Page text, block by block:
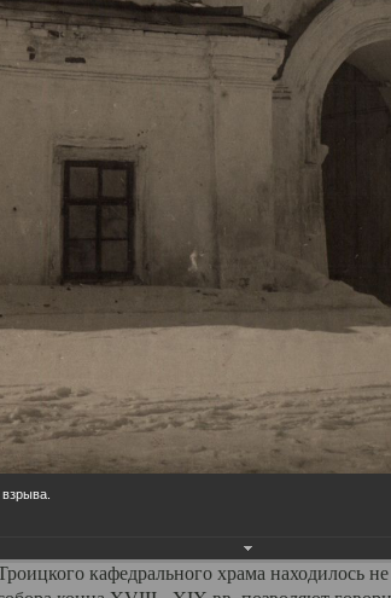
мы можем говорить, что Архангельск
пострадал от целенаправленных
памятников архитектуры. Больше
вызванная борьбой с религией, набравшая
разрушение православного центра
собора Архангельска.
Возникнув в начале XVIII века в
двухэтажный Троицкий собор, сразу
XVIII веке по масштабам ему не было
оставался самым высоким и значительным
второе место, после гостиных дворов, в
Один из самых больших и светлых соборов
портового города с отраженными в ней
архангелогородской школы церковного
Масштабность, благолепие и богатство
выделяя из многочисленных
украшенный колоннами
царскими вратами, изящным фронтоном и
поистине художественную ценность. В
многочисленными предметами
неповторимый красочный ансамбль
поражающий воображение своих
кафедрального храма находилось